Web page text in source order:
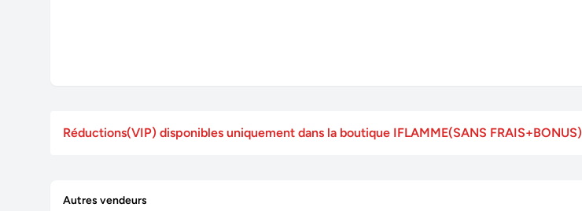
Réductions(VIP) disponibles uniquement dans la boutique IFLAMME(SANS FRAIS+BONUS)
Autres vendeurs